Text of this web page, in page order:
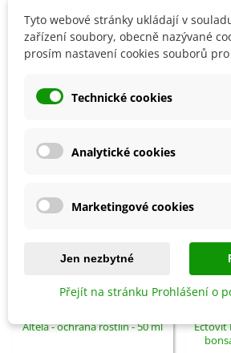
Detaily produktu
Přidat do košíku
Altela - ochrana rostlin - 50 ml
Ectovit
Tyto webové stránky ukládají v
zařízení soubory, obecně nazývané
prosím nastavení cookies souborů
Technické cookies
Analytické cookies
Marketingové cookies
Jen nezbytné
Přejít na stránku Prohlášení o